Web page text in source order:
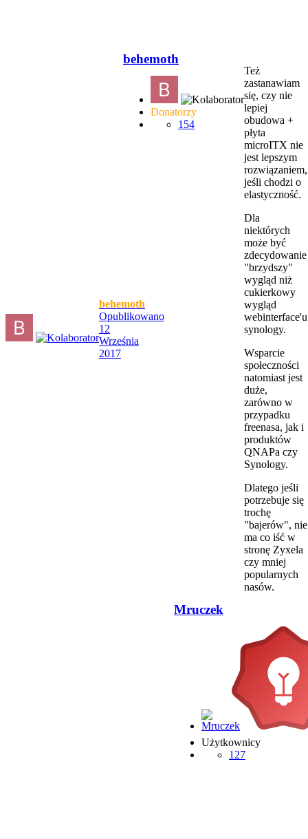
behemoth
Opublikowano
12
Września
2017
behemoth
Donatorzy
154
Też
zastanawiam
się, czy nie
lepiej
obudowa +
płyta
microITX nie
jest lepszym
rozwiązaniem,
jeśli chodzi o
elastyczność.
Dla
niektórych
może być
zdecydowanie
"brzydszy"
wygląd niż
cukierkowy
wygląd
webinterface'u
synology.
Wsparcie
społeczności
natomiast jest
duże,
zarówno w
przypadku
freenasa, jak i
produktów
QNAPa czy
Synology.
Dlatego jeśli
potrzebuje się
trochę
"bajerów", nie
ma co iść w
stronę Zyxela
czy mniej
popularnych
nasów.
Mruczek
Użytkownicy
127